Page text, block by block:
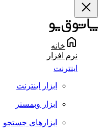
خانه
نرم افزار
اینترنت
ابزار اینترنت
ابزار وبمستر
ابزارهای جستجو